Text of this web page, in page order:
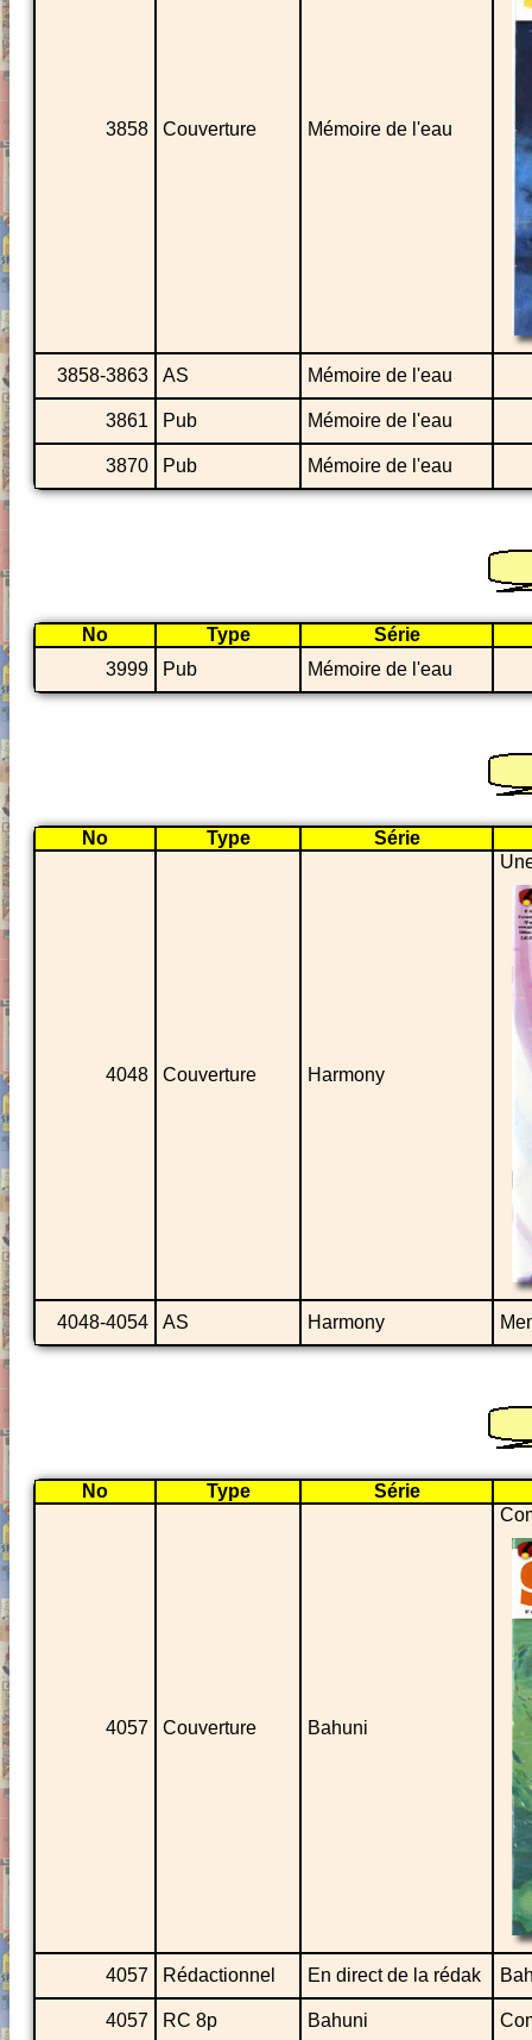
3858 Couverture Mémoire de l'eau
3858-3863 AS Mémoire de l'eau
3861 Pub Mémoire de l'eau
3870 Pub Mémoire de l'eau
No Type
Série
3999
Pub Mémoire de l'eau
No Type Série
4048 Couverture Harmony
4048-4054 AS Harmony
No Type Série
4057 Couverture Bahuni
4057 Rédactionnel En direct de la rédak
4057 RC 8p Bahuni